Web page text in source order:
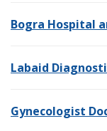
Bogra Hospital
Labaid
Gynecologist